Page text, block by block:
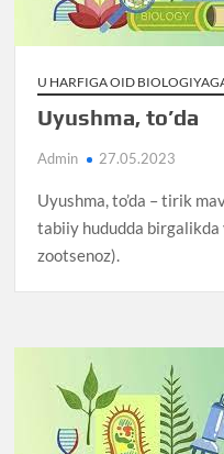
U HARFIGA OID
Uyushma, to’da
Admin 27.05.2023
Uyushma, to’da – tirik
tabiiy hududda
zootsenoz).